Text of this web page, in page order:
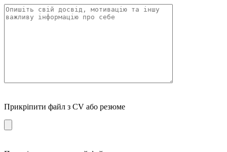
Прикріпити файл з CV або резюме